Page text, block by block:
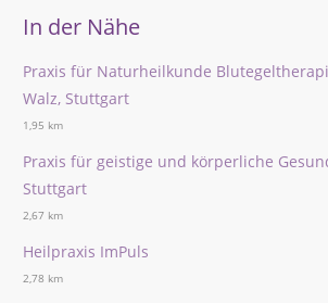
In der Nähe
Praxis für Naturheilkunde
Walz, Stuttgart
1,95 km
Praxis für geistige und körperliche
Stuttgart
2,67 km
Heilpraxis ImPuls
2,78 km